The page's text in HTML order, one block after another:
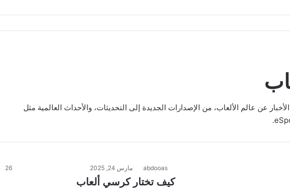
عن عالم الألعاب، من الإصدارات الجديدة إلى التحديثات، والأحداث العالمية مثل
abdooas مارس 24, 2025 26
كيف تختار كرسي ألعاب